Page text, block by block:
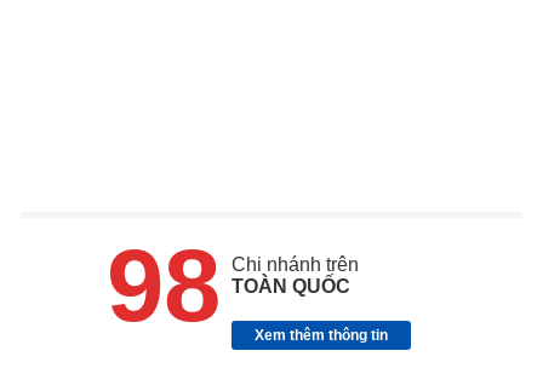
98
Chi nhánh trên
TOÀN QUỐC
Xem thêm thông tin